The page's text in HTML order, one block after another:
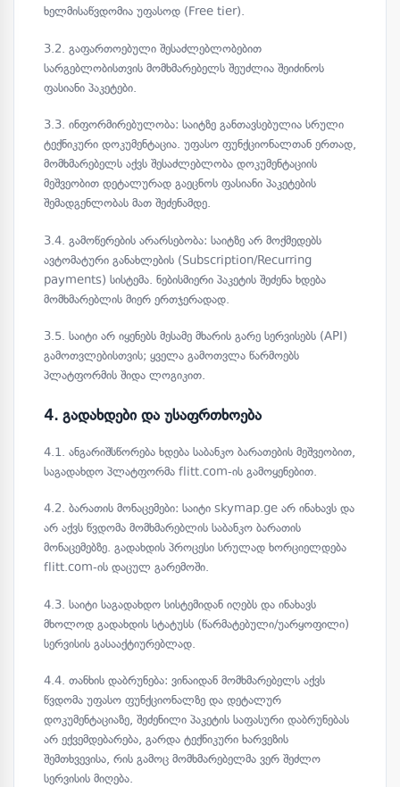
ხელმისაწვდომია უფასოდ (Free tier).
3.2. გაფართოებული შესაძლებლობებით
სარგებლობისთვის მომხმარებელს შეუძლია შეიძინოს
ფასიანი პაკეტები.
3.3. ინფორმირებულობა: საიტზე განთავსებულია სრული
ტექნიკური დოკუმენტაცია. უფასო ფუნქციონალთან ერთად,
მომხმარებელს აქვს შესაძლებლობა დოკუმენტაციის
მეშვეობით დეტალურად გაეცნოს ფასიანი პაკეტების
შემადგენლობას მათ შეძენამდე.
3.4. გამოწერების არარსებობა: საიტზე არ მოქმედებს
ავტომატური განახლების (Subscription/Recurring
payments) სისტემა. ნებისმიერი პაკეტის შეძენა ხდება
მომხმარებლის მიერ ერთჯერადად.
3.5. საიტი არ იყენებს მესამე მხარის გარე სერვისებს (API)
გამოთვლებისთვის; ყველა გამოთვლა წარმოებს
პლატფორმის შიდა ლოგიკით.
4. გადახდები და უსაფრთხოება
4.1. ანგარიშსწორება ხდება საბანკო ბარათების მეშვეობით,
საგადახდო პლატფორმა flitt.com-ის გამოყენებით.
4.2. ბარათის მონაცემები: საიტი skymap.ge არ ინახავს და
არ აქვს წვდომა მომხმარებლის საბანკო ბარათის
მონაცემებზე. გადახდის პროცესი სრულად ხორციელდება
flitt.com-ის დაცულ გარემოში.
4.3. საიტი საგადახდო სისტემიდან იღებს და ინახავს
მხოლოდ გადახდის სტატუსს (წარმატებული/უარყოფილი)
სერვისის გასააქტიურებლად.
4.4. თანხის დაბრუნება: ვინაიდან მომხმარებელს აქვს
წვდომა უფასო ფუნქციონალზე და დეტალურ
დოკუმენტაციაზე, შეძენილი პაკეტის საფასური დაბრუნებას
არ ექვემდებარება, გარდა ტექნიკური ხარვეზის
შემთხვევისა, რის გამოც მომხმარებელმა ვერ შეძლო
სერვისის მიღება.